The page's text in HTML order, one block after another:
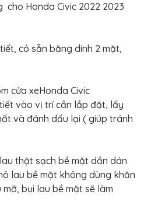
cho Honda Civic 2022 2023
có sẵn băng dính 2 mặt,
cửa xeHonda Civic
tiết vào vị trí cần lắp đặt, lấy
và đánh dấu lại ( giúp tránh
thật sạch bề mặt dần dán
lau bề mặt không dùng khăn
bụi lau bề mặt sẽ làm